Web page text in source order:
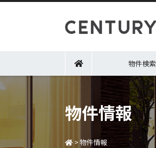
物件検索
物件情報
>物件情報